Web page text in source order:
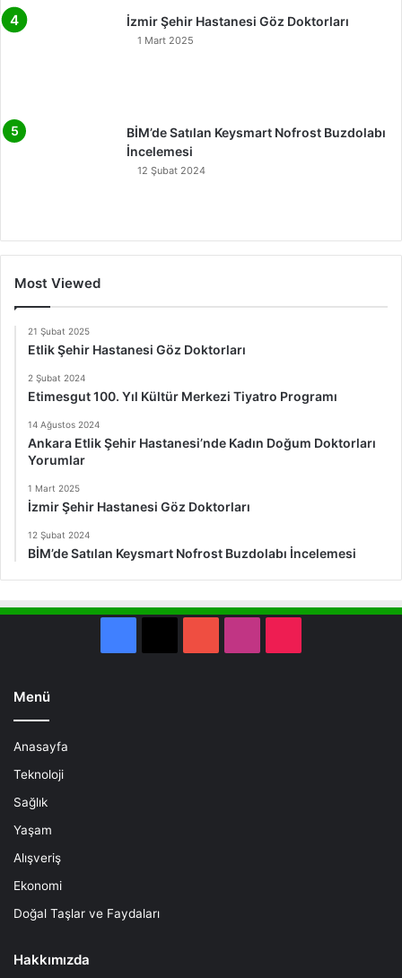
İzmir Şehir Hastanesi Göz Doktorları
1 Mart 2025
BİM’de Satılan Keysmart Nofrost Buzdolabı
İncelemesi
12 Şubat 2024
Most Viewed
21 Şubat 2025
Etlik Şehir Hastanesi Göz Doktorları
2 Şubat 2024
Etimesgut 100. Yıl Kültür Merkezi Tiyatro Programı
14 Ağustos 2024
Ankara Etlik Şehir Hastanesi’nde Kadın Doğum Doktorları
Yorumlar
1 Mart 2025
İzmir Şehir Hastanesi Göz Doktorları
12 Şubat 2024
BİM’de Satılan Keysmart Nofrost Buzdolabı İncelemesi
Menü
Anasayfa
Teknoloji
Sağlık
Yaşam
Alışveriş
Ekonomi
Doğal Taşlar ve Faydaları
Hakkımızda